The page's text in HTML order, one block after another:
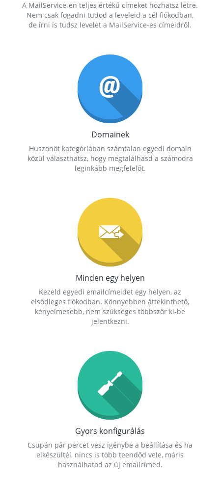
A MailService-en teljes értékű címeket hozhatsz létre.
Nem csak fogadni tudod a leveleid a cél fiókodban,
de írni is tudsz levelet a MailService-es címeidről.
Domainek
Huszonöt kategóriában számtalan egyedi domain
közül választhatsz, hogy megtalálhasd a számodra
leginkább megfelelőt.
Minden egy helyen
Kezeld egyedi emailcímeidet egy helyen, az
elsődleges fiókodban. Könnyebben áttekinthető,
kényelmesebb, nem szükséges többször ki-be
jelentkezni.
Gyors konfigurálás
Csupán pár percet vesz igénybe a beállítása és ha
elkészültél, nincs is több teendőd vele, máris
használhatod az új emailcímed.